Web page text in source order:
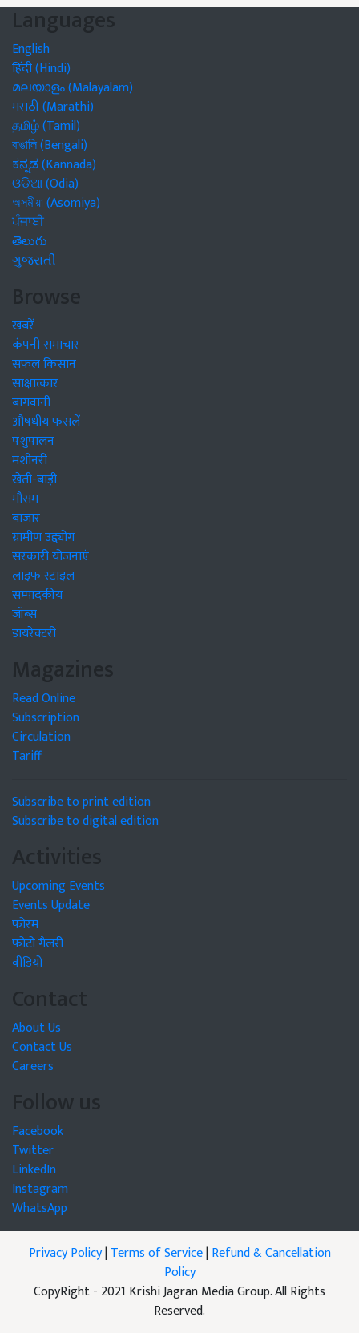
Languages
English
हिंदी (Hindi)
മലയാളം (Malayalam)
मराठी (Marathi)
தமிழ் (Tamil)
বাঙালি (Bengali)
ಕನ್ನಡ (Kannada)
ଓଡିଆ (Odia)
অসমীয়া (Asomiya)
ਪੰਜਾਬੀ
తెలుగు
ગુજરાતી
Browse
खबरें
कंपनी समाचार
सफल किसान
साक्षात्कार
बागवानी
औषधीय फसलें
पशुपालन
मशीनरी
खेती-बाड़ी
मौसम
बाजार
ग्रामीण उद्द्योग
सरकारी योजनाएं
लाइफ स्टाइल
सम्पादकीय
जॉब्स
डायरेक्टरी
Magazines
Read Online
Subscription
Circulation
Tariff
Subscribe to print edition
Subscribe to digital edition
Activities
Upcoming Events
Events Update
फोरम
फोटो गैलरी
वीडियो
Contact
About Us
Contact Us
Careers
Follow us
Facebook
Twitter
LinkedIn
Instagram
WhatsApp
Privacy Policy|Terms of Service|Refund & Cancellation
Policy
CopyRight - 2021 Krishi Jagran Media Group. All Rights
Reserved.